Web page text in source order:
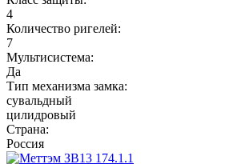
4
Количество ригелей:
7
Мультисистема:
Да
Тип механизма замка:
сувальдный
цилидровый
Страна:
Россия